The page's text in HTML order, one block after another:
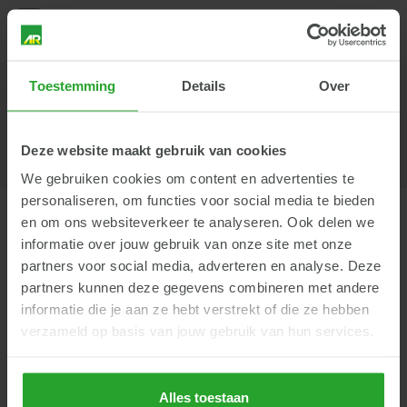
Toestemming Details Over
Deze website maakt gebruik van cookies
We gebruiken cookies om content en advertenties te
personaliseren, om functies voor social media te bieden
en om ons websiteverkeer te analyseren. Ook delen we
informatie over jouw gebruik van onze site met onze
partners voor social media, adverteren en analyse. Deze
partners kunnen deze gegevens combineren met andere
informatie die je aan ze hebt verstrekt of die ze hebben
verzameld op basis van jouw gebruik van hun services.
Alles toestaan
gegevens.
Terug